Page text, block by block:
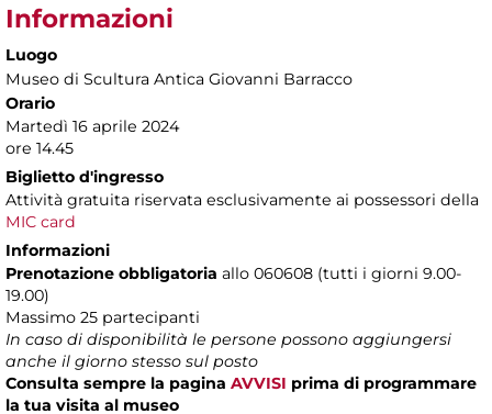
Informazioni
Luogo
Museo di Scultura Antica Giovanni Barracco
Orario
Martedì 16 aprile 2024
ore 14.45
Biglietto d'ingresso
Attività gratuita riservata esclusivamente ai possessori della
MIC card
Informazioni
Prenotazione obbligatoria allo 060608 (tutti i giorni 9.00-
19.00)
Massimo 25 partecipanti
In caso di disponibilità le persone possono aggiungersi
anche il giorno stesso sul posto
Consulta sempre la pagina AVVISI prima di programmare
la tua visita al museo